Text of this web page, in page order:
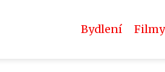
Bydlení Filmy